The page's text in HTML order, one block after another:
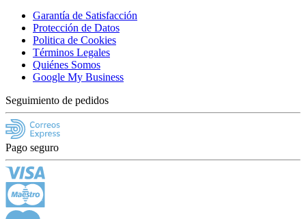
Garantía de Satisfacción
Protección de Datos
Politica de Cookies
Términos Legales
Quiénes Somos
Google My Business
Seguimiento de pedidos
Pago seguro